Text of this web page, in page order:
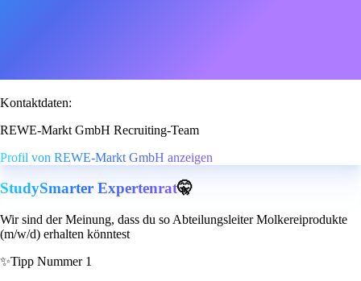
Kontaktdaten:
REWE-Markt GmbH Recruiting-Team
Profil von REWE-Markt GmbH anzeigen
StudySmarter Expertenrat🤫
Wir sind der Meinung, dass du so Abteilungsleiter Molkereiprodukte
(m/w/d) erhalten könntest
✨Tipp Nummer 1